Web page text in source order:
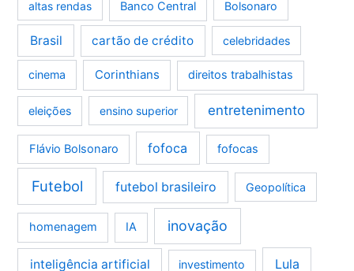
altas rendas Banco Central Bolsonaro
Brasil cartão de crédito celebridades
cinema Corinthians direitos trabalhistas
eleições ensino superior entretenimento
Flávio Bolsonaro fofoca fofocas
Futebol futebol brasileiro Geopolítica
homenagem IA inovação
inteligência artificial investimento Lula